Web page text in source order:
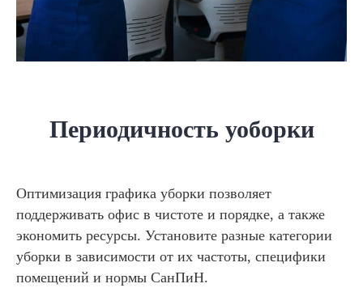
Периодичность уоборки
Оптимизация графика уборки позволяет
поддерживать офис в чистоте и порядке, а также
экономить ресурсы. Установите разные категории
уборки в зависимости от их частоты, специфики
помещений и нормы СанПиН.